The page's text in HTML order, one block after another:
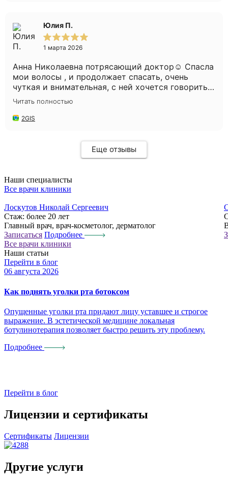
Юлия П.
1 марта 2026
Анна Николаевна потрясающий доктор☺️ Спасла
мои волосы , и продолжает спасать, очень
чуткая и внимательная, с ней хочется говорить
часами😅 Администратор Александра такая
милая, с такой заботой всегда угощает
конфетками😍 Мне нравится у Вас , уютно и
Читать полностью
2GIS
Еще отзывы
Наши специалисты
Все врачи клиники
Лоскутов Николай Сергеевич
Стаж: более 20 лет
Главный врач, врач-косметолог, дерматолог
Записаться Подробнее
Все врачи клиники
Наши статьи
Перейти в блог
06 августа 2026
Как поднять уголки рта ботоксом
Опущенные уголки рта придают лицу уставшее и строгое
выражение. В эстетической медицине локальная
ботулинотерапия позволяет быстро решить эту проблему.
Подробнее
Перейти в блог
Лицензии и сертификаты
Сертификаты Лицензии
Другие услуги